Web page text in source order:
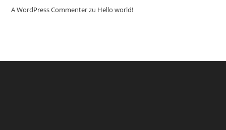
A WordPress Commenterzu Hello world!